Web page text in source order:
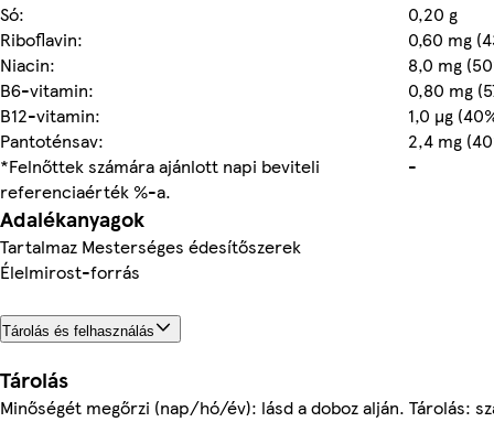
Só:
0,20 g
Riboflavin:
0,60 mg
Niacin:
8,0 mg
B6-vitamin:
0,80 mg
B12-vitamin:
1,0 µg
Pantoténsav:
2,4 mg
*Felnőttek számára ajánlott napi beviteli
referenciaérték %-a.
-
Adalékanyagok
Tartalmaz Mesterséges édesítőszerek
Élelmirost-forrás
Tárolás és felhasználás
Tárolás
Minőségét megőrzi (nap/hó/év): lásd a doboz alján. Tárolás: